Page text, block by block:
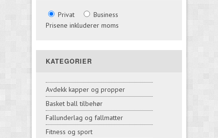
Privat
Business
Prisene inkluderer moms
KATEGORIER
Avdekk kapper og propper
Basket ball tilbehør
Fallunderlag og fallmatter
Fitness og sport